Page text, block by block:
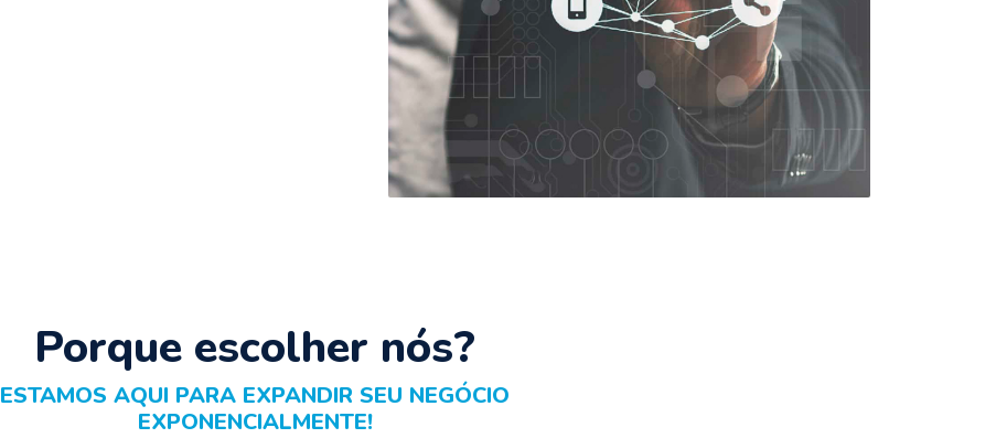
Porque escolher nós?
ESTAMOS AQUI PARA EXPANDIR SEU NEGÓCIO
EXPONENCIALMENTE!